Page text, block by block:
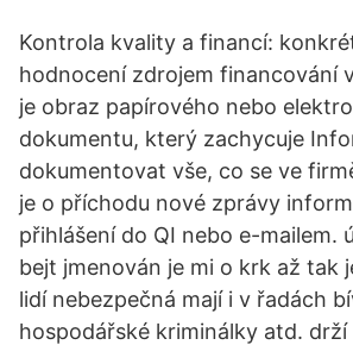
Kontrola kvality a financí:
hodnocení zdrojem financování
je obraz papírového nebo
dokumentu, který zachycuje
dokumentovat vše, co se ve
je o příchodu nové zprávy
přihlášení do QI nebo e-mailem.
bejt jmenován je mi o krk až tak
lidí nebezpečná mají i v řadách
hospodářské kriminálky atd. drží